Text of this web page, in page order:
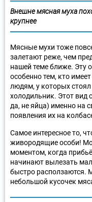
Внешне мясная муха
крупнее
Мясные мухи тоже
залетают реже, чем
нашей теме ближе. Эту
особенно тем, кто
людям, у которых
холодильник. Этот вид
да, не яйца) именно на
появления их на
Самое интересное то,
живородящие особи!
моментом, когда
начинают вылезать
быстро расползаются.
небольшой кусочек